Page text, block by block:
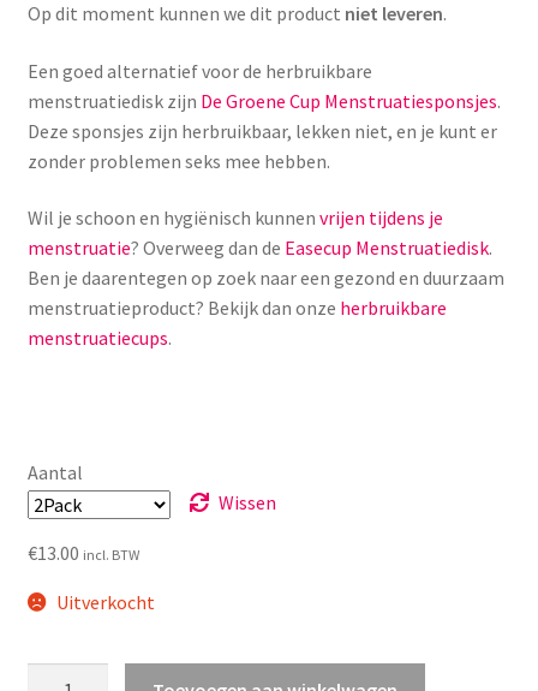
Yoni eggs
Diverse
Contact
Op dit moment kunnen we dit product niet leveren.
Een goed alternatief voor de herbruikbare
menstruatiedisk zijn De Groene Cup Menstruatiesponsjes.
Deze sponsjes zijn herbruikbaar, lekken niet, en je kunt er
zonder problemen seks mee hebben.
Wil je schoon en hygiënisch kunnen vrijen tijdens je
menstruatie? Overweeg dan de Easecup Menstruatiedisk.
Ben je daarentegen op zoek naar een gezond en duurzaam
menstruatieproduct? Bekijk dan onze herbruikbare
menstruatiecups.
Aantal
Wissen
€13.00 incl. BTW
Uitverkocht